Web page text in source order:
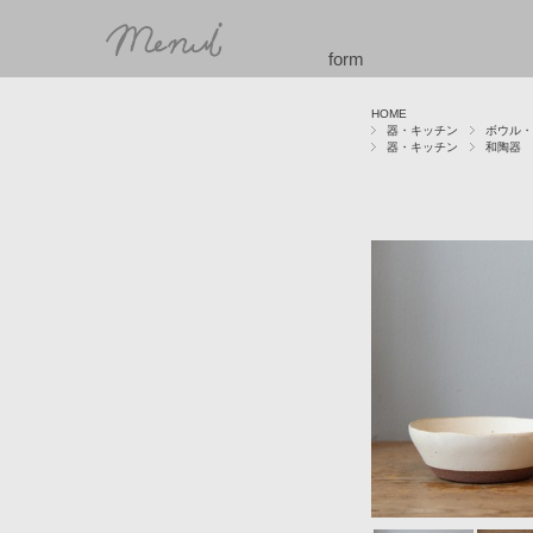
form
HOME
器・キッチン
ボウル
器・キッチン
和陶器